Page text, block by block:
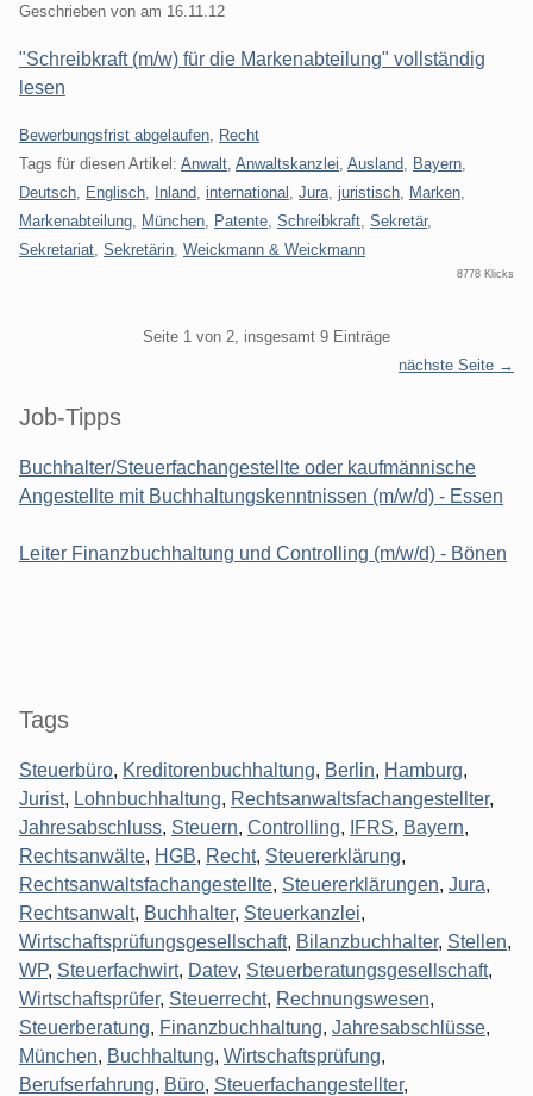
Geschrieben von am 16.11.12
"Schreibkraft (m/w) für die Markenabteilung" vollständig
lesen
Kategorien:
Bewerbungsfrist abgelaufen
Recht
Tags für diesen Artikel: Anwalt Anwaltskanzlei Ausland Bayern
Deutsch
Englisch Inland international Jura juristisch Marken
Markenabteilung
München Patente Schreibkraft Sekretär,
Sekretariat Sekretärin Weickmann & Weickmann
8778 Klicks
Seite 1 von 2, insgesamt 9 Einträge
nächste Seite →
Seitenleiste
Job-Tipps
Buchhalter/Steuerfachangestellte oder kaufmännische
Angestellte mit Buchhaltungskenntnissen (m/w/d) - Essen
Leiter Finanzbuchhaltung und Controlling (m/w/d) - Bönen
Tags
Steuerbüro, Kreditorenbuchhaltung, Berlin, Hamburg,
Jurist, Lohnbuchhaltung, Rechtsanwaltsfachangestellter,
Jahresabschluss, Steuern, Controlling, IFRS, Bayern,
Rechtsanwälte, HGB, Recht, Steuererklärung,
Rechtsanwaltsfachangestellte, Steuererklärungen, Jura,
Rechtsanwalt, Buchhalter, Steuerkanzlei,
Wirtschaftsprüfungsgesellschaft, Bilanzbuchhalter, Stellen,
WP, Steuerfachwirt, Datev, Steuerberatungsgesellschaft,
Wirtschaftsprüfer, Steuerrecht, Rechnungswesen,
Steuerberatung, Finanzbuchhaltung, Jahresabschlüsse,
München, Buchhaltung, Wirtschaftsprüfung,
Berufserfahrung, Büro, Steuerfachangestellter,